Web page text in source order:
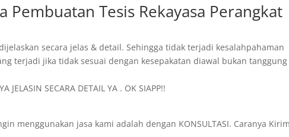
Pembuatan Tesis Rekayasa Perangkat
secara jelas & detail. Sehingga tidak terjadi kesalahpahaman
terjadi jika tidak sesuai dengan kesepakatan diawal bukan tanggung
JELASIN SECARA DETAIL YA . OK SIAPP!!
menggunakan jasa kami adalah dengan KONSULTASI. Caranya Kirim